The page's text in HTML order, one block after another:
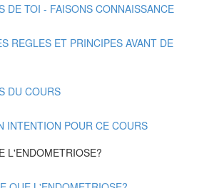
DE TOI - FAISONS CONNAISSANCE
REGLES ET PRINCIPES AVANT DE
DU COURS
INTENTION POUR CE COURS
L'ENDOMETRIOSE?